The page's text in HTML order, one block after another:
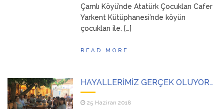
Çamlı Köyü’nde Atatürk Çocukları Cafer
Yarkent Kütüphanesi’nde köyün
çocukları ile. […]
READ MORE
HAYALLERİMİZ GERÇEK OLUYOR…
25 Haziran 2018